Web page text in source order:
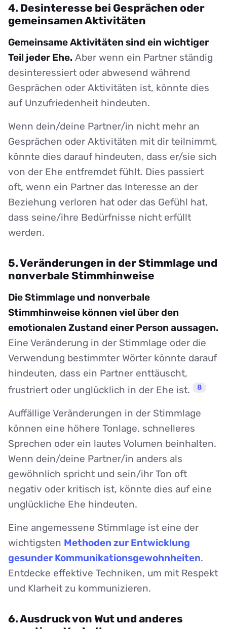
4. Desinteresse bei Gesprächen oder
gemeinsamen Aktivitäten
Gemeinsame Aktivitäten sind ein wichtiger
Teil jeder Ehe. Aber wenn ein Partner ständig
desinteressiert oder abwesend während
Gesprächen oder Aktivitäten ist, könnte dies
auf Unzufriedenheit hindeuten.
Wenn dein/deine Partner/in nicht mehr an
Gesprächen oder Aktivitäten mit dir teilnimmt,
könnte dies darauf hindeuten, dass er/sie sich
von der Ehe entfremdet fühlt. Dies passiert
oft, wenn ein Partner das Interesse an der
Beziehung verloren hat oder das Gefühl hat,
dass seine/ihre Bedürfnisse nicht erfüllt
werden.
5. Veränderungen in der Stimmlage und
nonverbale Stimmhinweise
Die Stimmlage und nonverbale
Stimmhinweise können viel über den
emotionalen Zustand einer Person aussagen.
Eine Veränderung in der Stimmlage oder die
Verwendung bestimmter Wörter könnte darauf
hindeuten, dass ein Partner enttäuscht,
frustriert oder unglücklich in der Ehe ist.
8
Auffällige Veränderungen in der Stimmlage
können eine höhere Tonlage, schnelleres
Sprechen oder ein lautes Volumen beinhalten.
Wenn dein/deine Partner/in anders als
gewöhnlich spricht und sein/ihr Ton oft
negativ oder kritisch ist, könnte dies auf eine
unglückliche Ehe hindeuten.
Eine angemessene Stimmlage ist eine der
wichtigsten Methoden zur Entwicklung
gesunder Kommunikationsgewohnheiten.
Entdecke effektive Techniken, um mit Respekt
und Klarheit zu kommunizieren.
6. Ausdruck von Wut und anderes